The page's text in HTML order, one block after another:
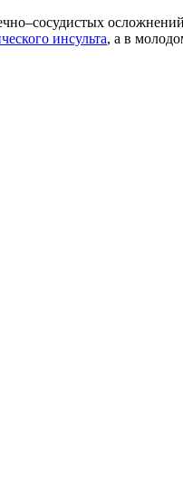
инсульта, а в